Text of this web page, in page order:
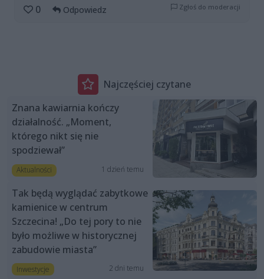
0
Odpowiedz Zgłoś do moderacji
Najczęściej czytane
Znana kawiarnia kończy
działalność. „Moment,
którego nikt się nie
spodziewał”
Aktualności 1 dzień temu
Tak będą wyglądać zabytkowe
kamienice w centrum
Szczecina! „Do tej pory to nie
było możliwe w historycznej
zabudowie miasta”
Inwestycje 2 dni temu